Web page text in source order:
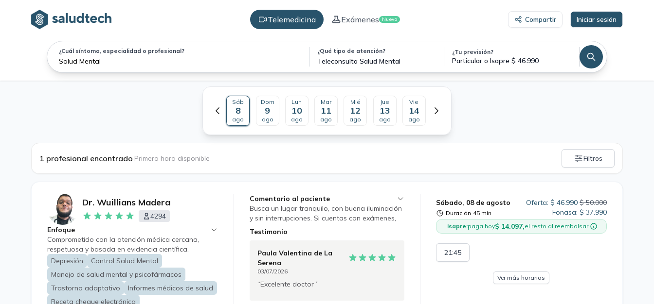
Telemedicina Exámenes Nuevo Compartir Iniciar sesión
¿Cuál síntoma, especialidad o profesional? ¿Qué tipo de atención?
Teleconsulta Salud Mental
¿Tu previsión?
Particular o Isapre $ 46.990
Sáb
8
ago
Dom
9
ago
Lun
10
ago
Mar
11
ago
Mié
12
ago
Jue
13
ago
Vie
14
ago
1 profesional encontrado Primera hora disponible Filtros
Dr. Wuillians Madera
4294
Enfoque
Comprometido con la atención médica cercana,
respetuosa y basada en evidencia científica.
Depresión
Control Salud Mental
Manejo de salud mental y psicofármacos
Trastorno adaptativo
Informes médicos de salud
Receta cheque electrónica
Sábado, 08 de agosto
Duración 45 min
Oferta: $ 46.990 $ 50.000
Fonasa: $ 37.990
Isapre:paga hoy$ 14.097,el resto al reembolsar
21:45
Ver más horarios
Comentario al paciente
Busca un lugar tranquilo, con buena iluminación
y sin interrupciones. Si cuentas con exámenes,
informes médicos o recetas, manténlos a mano.
Testimonio
Paula Valentina de La
Serena
03/07/2026
Excelente doctor